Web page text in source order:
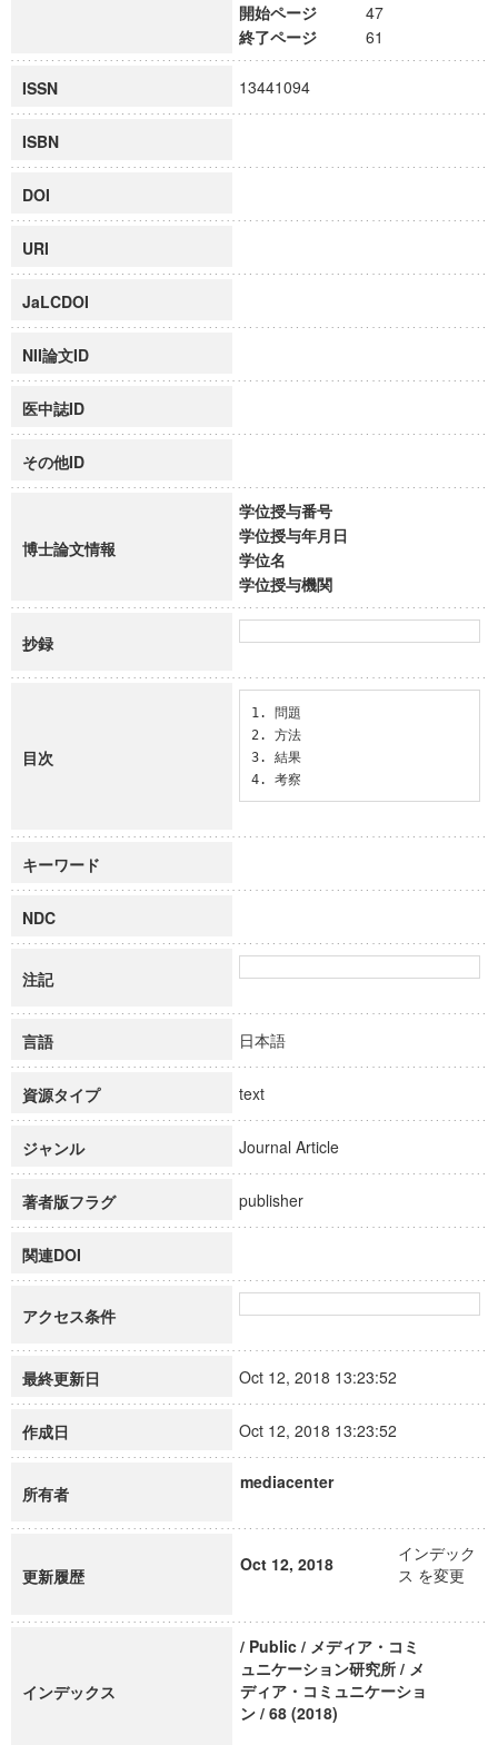
開始ページ
47
終了ページ
61
ISSN 13441094
ISBN
DOI
URI
JaLCDOI
NII論文ID
医中誌ID
その他ID
博士論文情報
学位授与番号
学位授与年月日
学位名
学位授与機関
抄録
目次
1. 問題
2. 方法
3. 結果
4. 考察
キーワード
NDC
注記
言語 日本語
資源タイプ text
ジャンル Journal Article
著者版フラグ publisher
関連DOI
アクセス条件
最終更新日 Oct 12, 2018 13:23:52
作成日 Oct 12, 2018 13:23:52
所有者
mediacenter
更新履歴
Oct 12, 2018
インデック
ス を変更
インデックス
/ Public / メディア・コミ
ュニケーション研究所 / メ
ディア・コミュニケーショ
ン / 68 (2018)